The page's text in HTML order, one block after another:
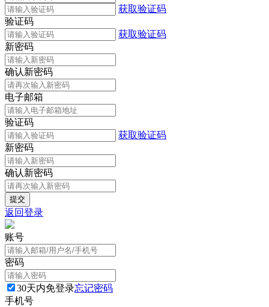
获取验证码
验证码
获取验证码
新密码
确认新密码
电子邮箱
验证码
获取验证码
新密码
确认新密码
返回登录
账号
密码
30天内免登录忘记密码
手机号